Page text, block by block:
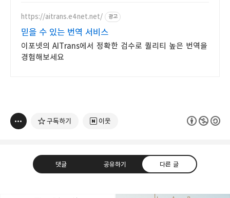
https://aitrans.e4net.net/ 광고
믿을 수 있는 번역 서비스
이포넷의 AITrans에서 정확한 검수로 퀄리티 높은 번역을
경험해보세요
구독하기 이웃
댓글 공유하기 다른 글